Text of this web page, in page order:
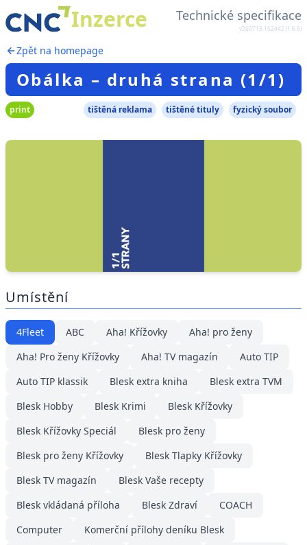
Inzerce Technické specifikace
v260713.152442 (1.6.6)
Zpět na homepage
Obálka – druhá strana (1/1)
print tištěná reklama tištěné tituly fyzický soubor
Umístění
4Fleet ABC Aha! Křížovky
Aha! pro ženy
Aha! Pro ženy Křížovky
Aha! TV magazín
Auto TIP
Auto TIP klassik
Blesk extra kniha
Blesk extra TVM
Blesk Hobby
Blesk Krimi
Blesk Křížovky
Blesk Křížovky Speciál
Blesk pro ženy
Blesk pro ženy Křížovky
Blesk Tlapky Křížovky
Blesk TV magazín
Blesk Vaše recepty
Blesk vkládaná příloha
Blesk Zdraví
COACH
Computer
Komerční přílohy deníku Blesk